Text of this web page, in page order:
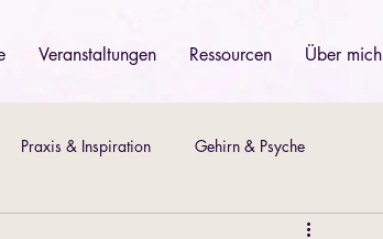
Veranstaltungen Ressourcen Über mich
Praxis & Inspiration Gehirn & Psyche